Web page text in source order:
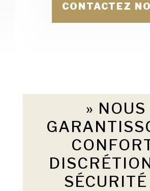
CONTACTEZ
» NOUS
SÉCURITÉ